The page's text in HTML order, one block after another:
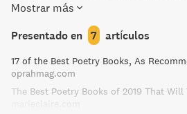
stereotypes of Black Americans.
depictions of Black womanhood,
interior and exterior politics, of
collective experience. "Magical
witness, airing grievances, pointing
documents that capture timeless
Mostrar más
Presentado en 7 artículos
oprahmag.com
The Best Poetry Books of 2019 That Will